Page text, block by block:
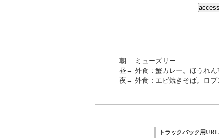
朝→ ミューズリー
昼→ 外食：蟹カレー。ほうれん
夜→ 外食：エビ焼きそば。ロブ
トラックバック用URL